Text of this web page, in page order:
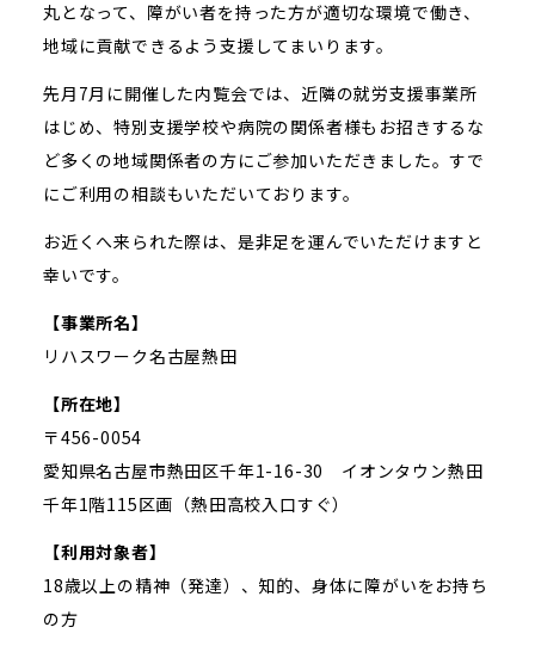
丸となって、障がい者を持った方が適切な環境で働き、
地域に貢献できるよう支援してまいります。
先月7月に開催した内覧会では、近隣の就労支援事業所
はじめ、特別支援学校や病院の関係者様もお招きするな
ど多くの地域関係者の方にご参加いただきました。すで
にご利用の相談もいただいております。
お近くへ来られた際は、是非足を運んでいただけますと
幸いです。
【事業所名】
リハスワーク名古屋熱田
【所在地】
〒456-0054
愛知県名古屋市熱田区千年1-16-30 イオンタウン熱田
千年1階115区画（熱田高校入口すぐ）
【利用対象者】
18歳以上の精神（発達）、知的、身体に障がいをお持ち
の方